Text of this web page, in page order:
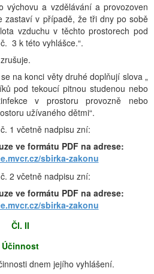
výchovu a vzdělávání a provozoven
zastaví v případě, že tři dny po sobě
vzduchu v těchto prostorech pod
3 k této vyhlášce.“.
na konci věty druhé doplňují slova „
pod tekoucí pitnou studenou nebo
v prostoru provozně nebo
užívaného dětmi“.
1 včetně nadpisu zní:
ve formátu PDF na adrese:
sbirka-zakonu
2 včetně nadpisu zní:
ve formátu PDF na adrese:
sbirka-zakonu
Čl. II
Účinnost
dnem jejího vyhlášení.